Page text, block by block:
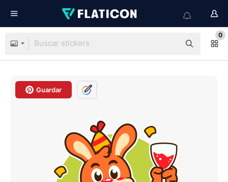
0
Guardar